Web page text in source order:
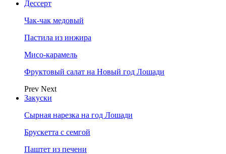
Дессерт
Чак-чак медовый
Пастила из инжира
Мисо-карамель
Фруктовый салат на Новый год Лошади
Prev Next
Закуски
Сырная нарезка на год Лошади
Брускетта с семгой
Паштет из печени